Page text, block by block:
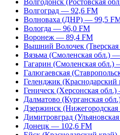
Волгодонск (Ростовская
Волгоград — 92,6 FM
Волноваха (ДНР) — 99,5
Вологда — 96,0 FM
Воронеж — 89,4 FM
Вышний Волочек
Вязьма (Смоленская обл.)
Гагарин (Смоленская обл.)
Галюгаевская
Геленджик
Геническ (Херсонская
Далматово (Курганская
Дзержинск
Димитровград
Донецк — 102,6 FM